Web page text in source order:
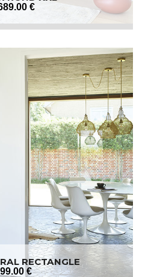
.00 €
RECTANGLE
.00 €